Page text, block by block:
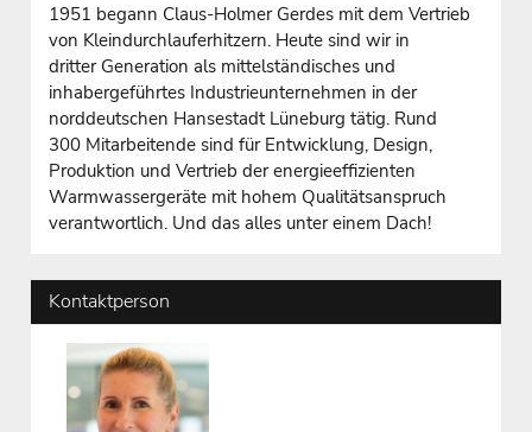
1951 begann Claus-Holmer Gerdes mit dem Vertrieb
von Kleindurchlauferhitzern. Heute sind wir in
dritter Generation als mittelständisches und
inhabergeführtes Industrieunternehmen in der
norddeutschen Hansestadt Lüneburg tätig. Rund
300 Mitarbeitende sind für Entwicklung, Design,
Produktion und Vertrieb der energieeffizienten
Warmwassergeräte mit hohem Qualitätsanspruch
verantwortlich. Und das alles unter einem Dach!
Kontaktperson